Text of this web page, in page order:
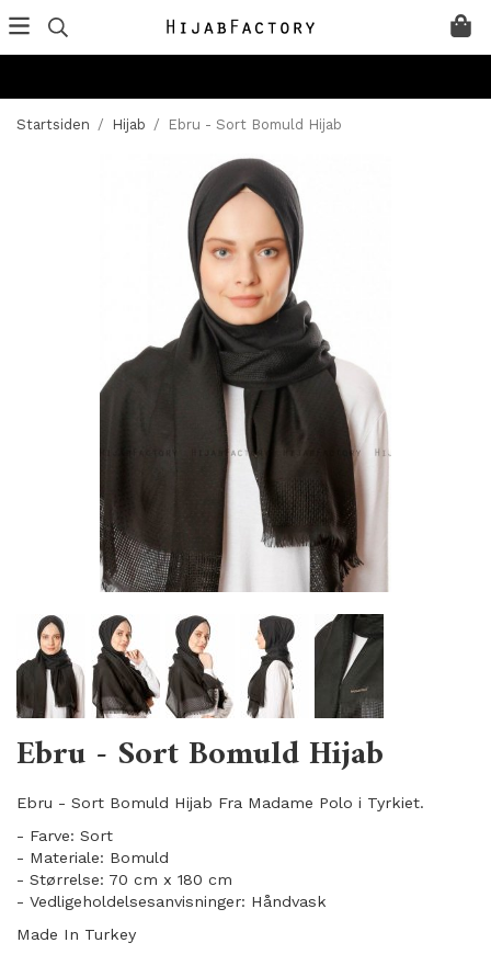
Startsiden / Hijab / Ebru - Sort Bomuld Hijab
Ebru - Sort Bomuld Hijab
Ebru - Sort Bomuld Hijab Fra Madame Polo i Tyrkiet.
- Farve: Sort
- Materiale: Bomuld
- Størrelse: 70 cm x 180 cm
- Vedligeholdelsesanvisninger: Håndvask
Made In Turkey